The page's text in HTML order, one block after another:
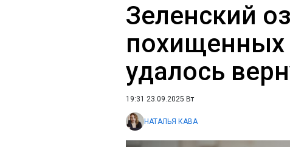
Зеленский
похищенных
удалось
19:31 23.09.2025 Вт
НАТАЛЬЯ КАВА